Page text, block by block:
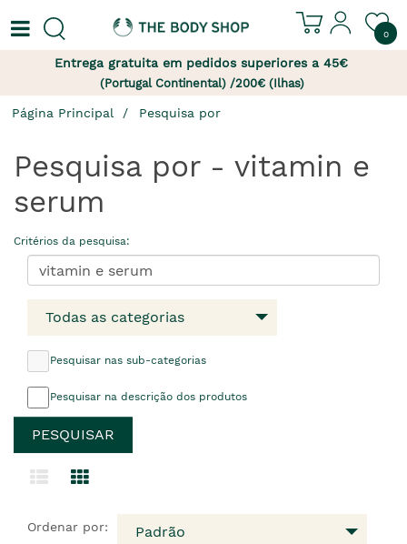
0
Entrega gratuita em pedidos superiores a 45€
(Portugal Continental) /200€ (Ilhas)
Página Principal Pesquisa por
Pesquisa por - vitamin e
serum
Critérios da pesquisa:
Todas as categorias
Pesquisar nas sub-categorias
Pesquisar na descrição dos produtos
Ordenar por: Padrão